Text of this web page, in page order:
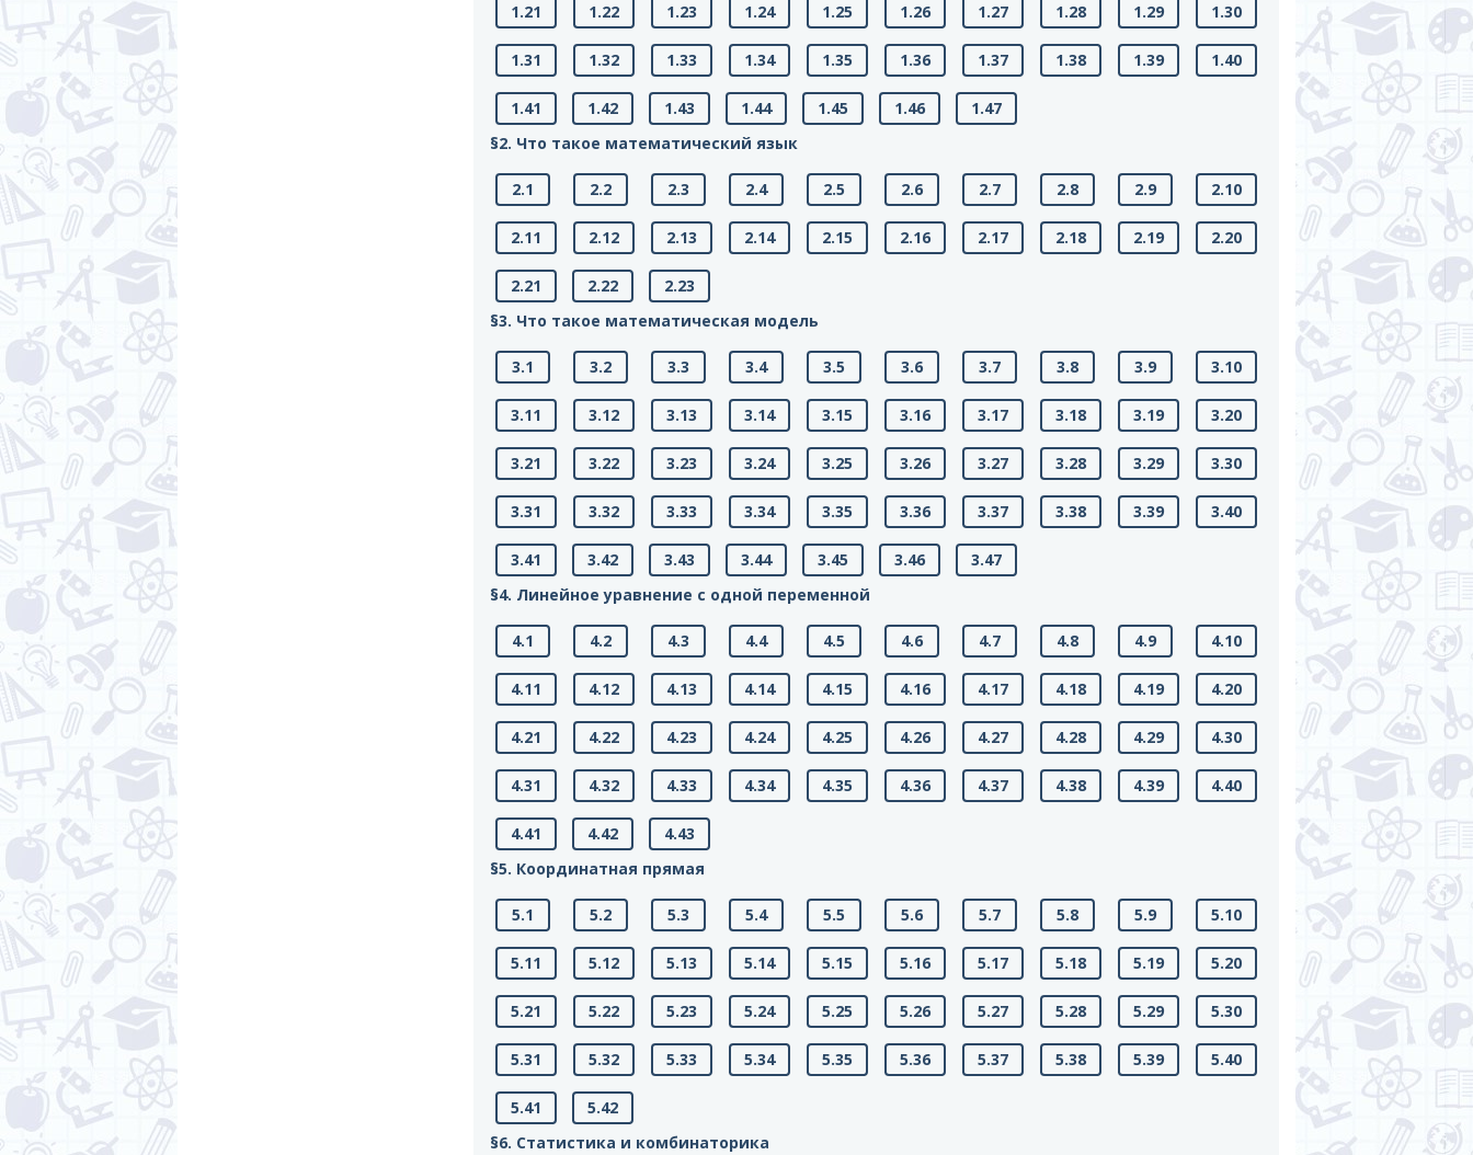
1.21 1.22 1.23 1.24 1.25 1.26 1.27 1.28 1.29 1.30
1.31 1.32 1.33 1.34 1.35 1.36 1.37 1.38 1.39 1.40
1.41 1.42 1.43 1.44 1.45 1.46
1.47
§2. Что такое математический язык
2.1 2.2 2.3 2.4 2.5 2.6 2.7 2.8 2.9 2.10
2.11 2.12 2.13 2.14 2.15 2.16 2.17 2.18 2.19 2.20
2.21 2.22
2.23
§3. Что такое математическая модель
3.1 3.2 3.3 3.4 3.5 3.6 3.7 3.8 3.9 3.10
3.11 3.12 3.13 3.14 3.15 3.16 3.17 3.18 3.19 3.20
3.21 3.22 3.23 3.24 3.25 3.26 3.27 3.28 3.29 3.30
3.31 3.32 3.33 3.34 3.35 3.36 3.37 3.38 3.39 3.40
3.41 3.42 3.43 3.44 3.45 3.46
3.47
§4. Линейное уравнение с одной переменной
4.1 4.2 4.3 4.4 4.5 4.6 4.7 4.8 4.9 4.10
4.11 4.12 4.13 4.14 4.15 4.16 4.17 4.18 4.19 4.20
4.21 4.22 4.23 4.24 4.25 4.26 4.27 4.28 4.29 4.30
4.31 4.32 4.33 4.34 4.35 4.36 4.37 4.38 4.39 4.40
4.41 4.42
4.43
§5. Координатная прямая
5.1 5.2 5.3 5.4 5.5 5.6 5.7 5.8 5.9 5.10
5.11 5.12 5.13 5.14 5.15 5.16 5.17 5.18 5.19 5.20
5.21 5.22 5.23 5.24 5.25 5.26 5.27 5.28 5.29 5.30
5.31 5.32 5.33 5.34 5.35 5.36 5.37 5.38 5.39 5.40
5.41
5.42
§6. Статистика и комбинаторика